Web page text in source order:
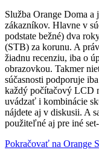
Služba Orange Doma
zákazníkov. Hlavne v
podstate bežné) dva
(STB) za korunu. A
žiadnu recenziu, iba o
obrazovkou. Takmer
súčasnosti podporuje
každý počítačový LCD
uvádzať i kombinácie
nájdete aj v diskusii. A
použiteľné aj pre iné
Pokračovať na Orange